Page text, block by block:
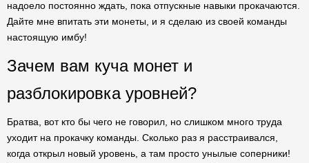
надоело постоянно ждать, пока отпускные навыки прокачаются.
Дайте мне впитать эти монеты, и я сделаю из своей команды
настоящую имбу!
Зачем вам куча монет и
разблокировка уровней?
Братва, вот кто бы чего не говорил, но слишком много труда
уходит на прокачку команды. Сколько раз я расстраивался,
когда открыл новый уровень, а там просто унылые соперники!